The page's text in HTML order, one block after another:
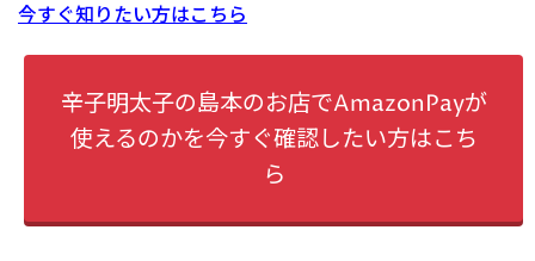
今すぐ知りたい方はこちら
辛子明太子の島本のお店でAmazonPayが
使えるのかを今すぐ確認したい方はこち
ら